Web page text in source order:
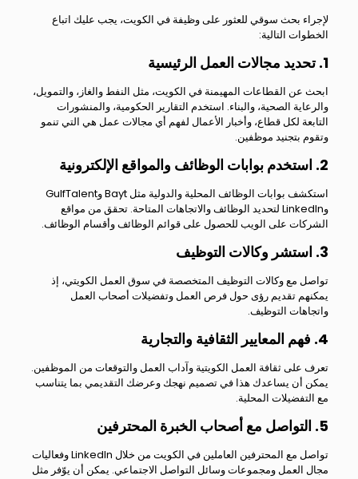
لإجراء بحث سوقي للعثور على وظيفة في الكويت، يجب عليك اتباع
الخطوات التالية:
1. تحديد مجالات العمل الرئيسية
ابحث عن القطاعات المهيمنة في الكويت، مثل النفط والغاز، والتمويل،
والرعاية الصحية، والبناء. استخدم التقارير الحكومية، والمنشورات
التابعة لكل قطاع، وأخبار الأعمال لفهم أي مجالات عمل هي التي تنمو
وتقوم بتجنيد موظفين.
2. استخدم بوابات الوظائف والمواقع الإلكترونية
استكشف بوابات الوظائف المحلية والدولية مثل Bayt وGulfTalent
وLinkedIn لتحديد الوظائف والاتجاهات المتاحة. تحقق من مواقع
الشركات على الويب للحصول على قوائم الوظائف وأقسام الوظائف.
3. استشر وكالات التوظيف
تواصل مع وكالات التوظيف المتخصصة في سوق العمل الكويتي، إذ
يمكنهم تقديم رؤى حول فرص العمل وتفضيلات أصحاب العمل
واتجاهات التوظيف.
4. فهم المعايير الثقافية والتجارية
تعرف على ثقافة العمل الكويتية وآداب العمل والتوقعات من الموظفين.
يمكن أن يساعدك هذا في تصميم نهجك وعرضك التقديمي بما يتناسب
مع التفضيلات المحلية.
5. التواصل مع أصحاب الخبرة المحترفين
تواصل مع المحترفين العاملين في الكويت من خلال LinkedIn وفعاليات
مجال العمل ومجموعات وسائل التواصل الاجتماعي. يمكن أن يوّفر مثل